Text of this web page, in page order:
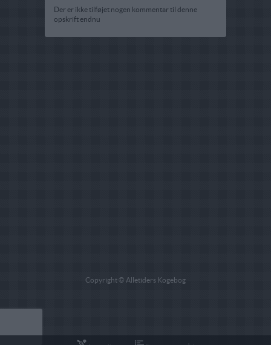
Der er ikke tilføjet nogen kommentar til denne
opskrift endnu
Copyright © Alletiders Kogebog